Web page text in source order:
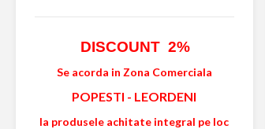
DISCOUNT 2%
Se acorda in Zona Comerciala
POPESTI - LEORDENI
la produsele achitate integral pe loc